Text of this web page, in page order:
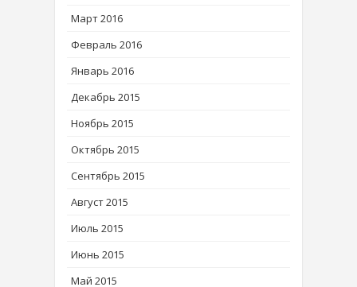
Март 2016
Февраль 2016
Январь 2016
Декабрь 2015
Ноябрь 2015
Октябрь 2015
Сентябрь 2015
Август 2015
Июль 2015
Июнь 2015
Май 2015